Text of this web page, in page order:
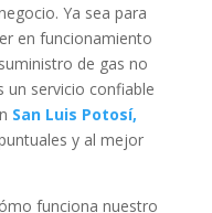
Ya sea para
en funcionamiento
de gas no
servicio confiable
San Luis Potosí,
y al mejor
funciona nuestro